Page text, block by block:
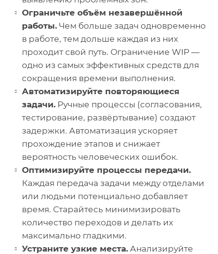
Ограничьте объём незавершённой
работы. Чем больше задач одновременно
в работе, тем дольше каждая из них
проходит свой путь. Ограничение WIP —
одно из самых эффективных средств для
сокращения времени выполнения.
Автоматизируйте повторяющиеся
задачи. Ручные процессы (согласования,
тестирование, развёртывание) создают
задержки. Автоматизация ускоряет
прохождение этапов и снижает
вероятность человеческих ошибок.
Оптимизируйте процессы передачи.
Каждая передача задачи между отделами
или людьми потенциально добавляет
время. Старайтесь минимизировать
количество переходов и делать их
максимально гладкими.
Устраните узкие места. Анализируйте